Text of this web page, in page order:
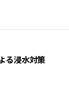
る浸水対策